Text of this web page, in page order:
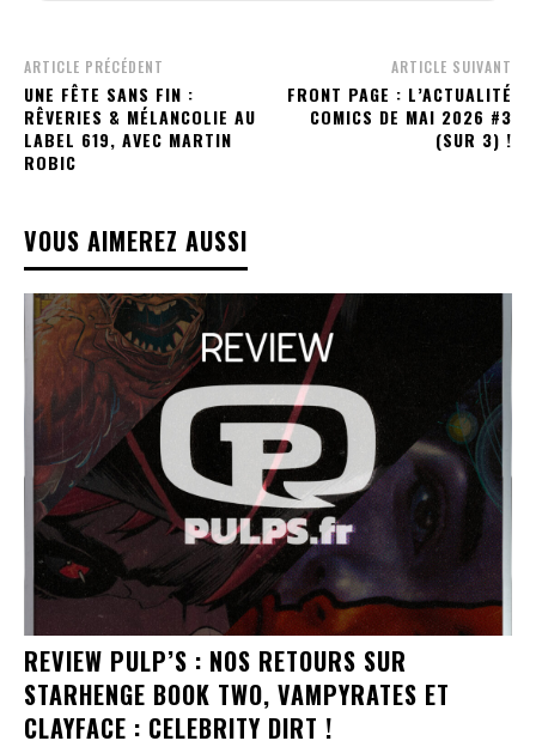
ARTICLE PRÉCÉDENT
UNE FÊTE SANS FIN :
RÊVERIES & MÉLANCOLIE AU
LABEL 619, AVEC MARTIN
ROBIC
ARTICLE SUIVANT
FRONT PAGE : L’ACTUALITÉ
COMICS DE MAI 2026 #3
(SUR 3) !
VOUS AIMEREZ AUSSI
REVIEW PULP’S : NOS RETOURS SUR
STARHENGE BOOK TWO, VAMPYRATES ET
CLAYFACE : CELEBRITY DIRT !